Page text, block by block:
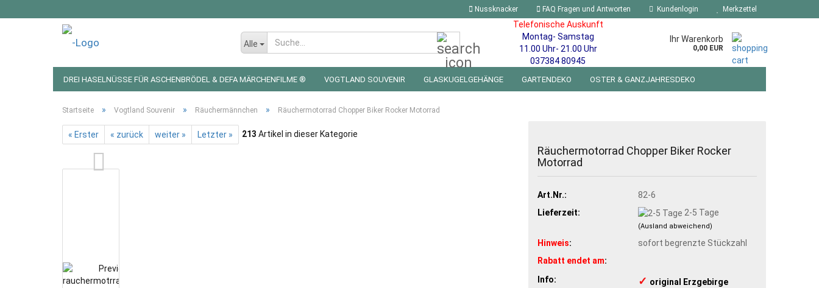
Nussknacker FAQ Fragen und Antworten Kundenlogin Merkzettel
Alle
Telefonische Auskunft
Montag- Samstag
11.00 Uhr- 21.00 Uhr
037384 80945
Ihr Warenkorb
0,00 EUR
DREI HASELNÜSSE FÜR ASCHENBRÖDEL & DEFA MÄRCHENFILME ® VOGTLAND SOUVENIR GLASKUGELGEHÄNGE GARTENDEKO OSTER & GANZJAHRESDEKO
Startseite » Vogtland Souvenir » Räuchermännchen » Räuchermotorrad Chopper Biker Rocker Motorrad
« Erster « zurück weiter » Letzter » 213 Artikel in dieser Kategorie
Räuchermotorrad Chopper Biker Rocker
Motorrad
Art.Nr.:
82-6
Lieferzeit:
2-5 Tage
(Ausland abweichend)
Hinweis:
sofort begrenzte Stückzahl
Rabatt endet am:
Info:
✓ ​original Erzgebirge